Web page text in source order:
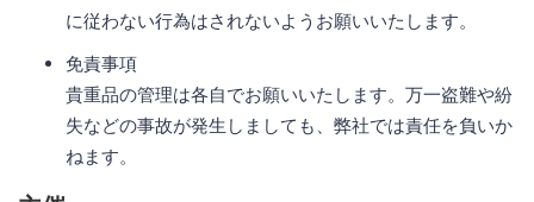
に従わない行為はされないようお願いいたします。
免責事項
貴重品の管理は各自でお願いいたします。万一盗難や紛
失などの事故が発生しましても、弊社では責任を負いか
ねます。